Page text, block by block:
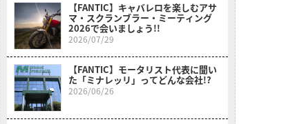
【FANTIC】キャバレロを楽しむアサ
マ・スクランブラー・ミーティング
2026で会いましょう!!
2026/07/29
【FANTIC】モータリスト代表に聞い
た「ミナレッリ」ってどんな会社!?
2026/06/26